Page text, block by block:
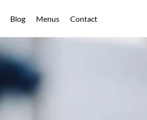
Blog Menus Contact